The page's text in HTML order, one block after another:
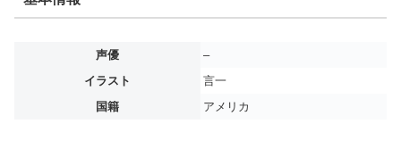
声優
–
イラスト
言一
国籍
アメリカ